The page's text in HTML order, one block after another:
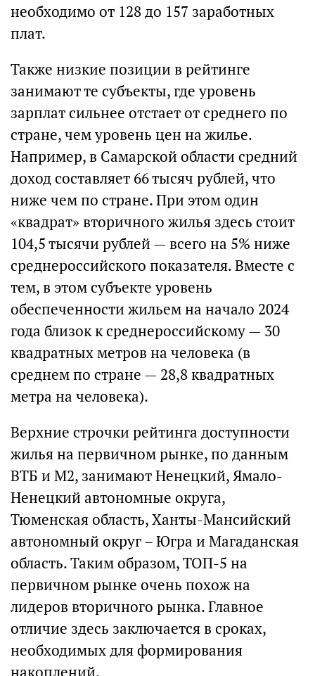
необходимо от 128 до 157 заработных
плат.
Также низкие позиции в рейтинге
занимают те субъекты, где уровень
зарплат сильнее отстает от среднего по
стране, чем уровень цен на жилье.
Например, в Самарской области средний
доход составляет 66 тысяч рублей, что
ниже чем по стране. При этом один
«квадрат» вторичного жилья здесь стоит
104,5 тысячи рублей — всего на 5% ниже
среднероссийского показателя. Вместе с
тем, в этом субъекте уровень
обеспеченности жильем на начало 2024
года близок к среднероссийскому — 30
квадратных метров на человека (в
среднем по стране — 28,8 квадратных
метра на человека).
Верхние строчки рейтинга доступности
жилья на первичном рынке, по данным
ВТБ и М2, занимают Ненецкий, Ямало-
Ненецкий автономные округа,
Тюменская область, Ханты-Мансийский
автономный округ – Югра и Магаданская
область. Таким образом, ТОП-5 на
первичном рынке очень похож на
лидеров вторичного рынка. Главное
отличие здесь заключается в сроках,
необходимых для формирования
накоплений.